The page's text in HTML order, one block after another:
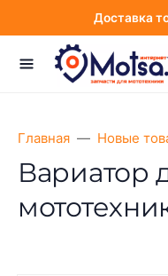
Доставка
Главная Новые
Вариатор